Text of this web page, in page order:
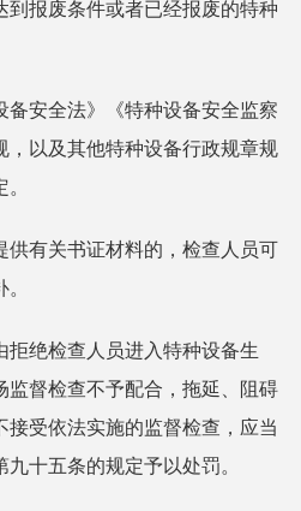
报废条件或者已经报废的特种
安全法》《特种设备安全监察
，以及其他特种设备行政规章规
有关书证材料的，检查人员可
绝检查人员进入特种设备生
监督检查不予配合，拖延、阻碍
接受依法实施的监督检查，应当
十五条的规定予以处罚。